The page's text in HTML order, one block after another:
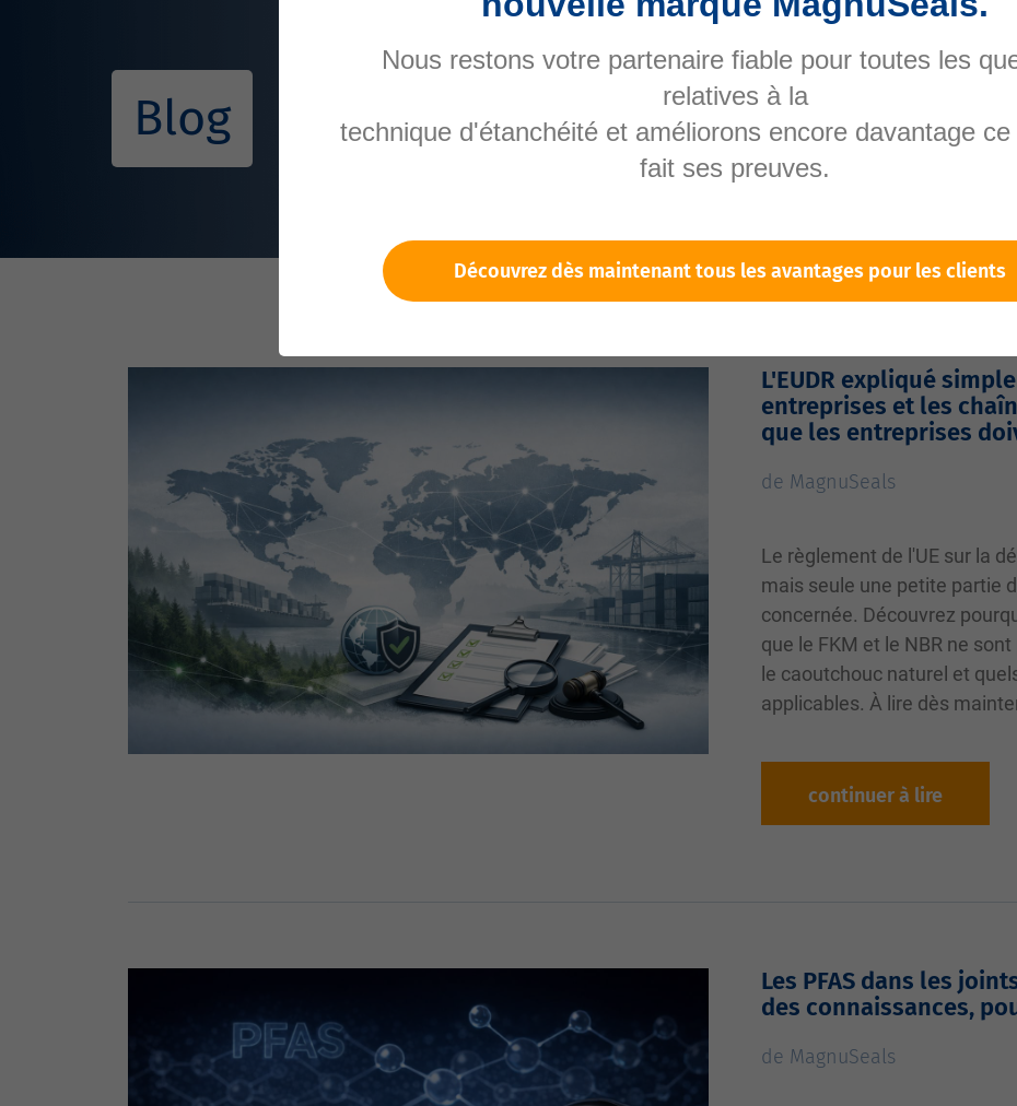
Blog
L'EUDR expliqué
entreprises et les
que les entreprises
de MagnuSeals
Le règlement de l'UE sur la
mais seule une petite partie
concernée. Découvrez
que le FKM et le NBR ne
le caoutchouc naturel et
applicables. À lire dès
continuer à lire
Les PFAS dans les
des connaissances,
de MagnuSeals
Nous restons votre partenaire fiable pour toutes les
relatives à la
technique d'étanchéité et améliorons encore davantage
fait ses preuves.
Découvrez dès maintenant tous les avantages pour les clients